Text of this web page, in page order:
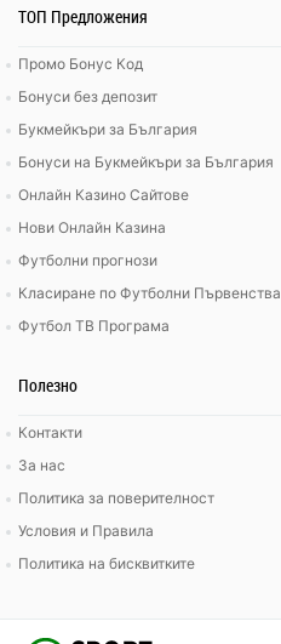
ТОП Предложения
Промо Бонус Код
Бонуси без депозит
Букмейкъри за България
Бонуси на Букмейкъри за България
Онлайн Казино Сайтове
Нови Онлайн Казина
Футболни прогнози
Класиране по Футболни Първенства
Футбол ТВ Програма
Полезно
Контакти
За нас
Политика за поверителност
Условия и Правила
Политика на бисквитките